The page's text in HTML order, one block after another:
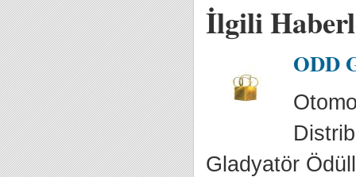
İlgili
ODD
Gladyatör